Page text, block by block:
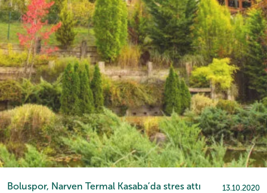
Boluspor, Narven Termal Kasaba’da stres attı 13.10.2020